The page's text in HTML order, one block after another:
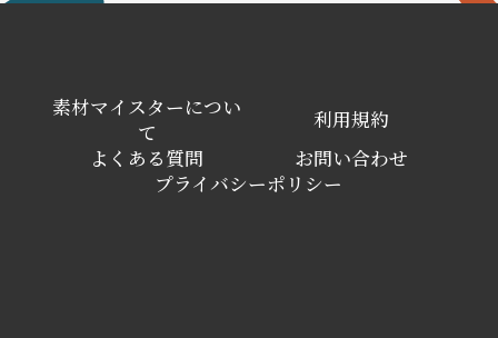
素材マイスターについ
て
利用規約
よくある質問
お問い合わせ
プライバシーポリシー